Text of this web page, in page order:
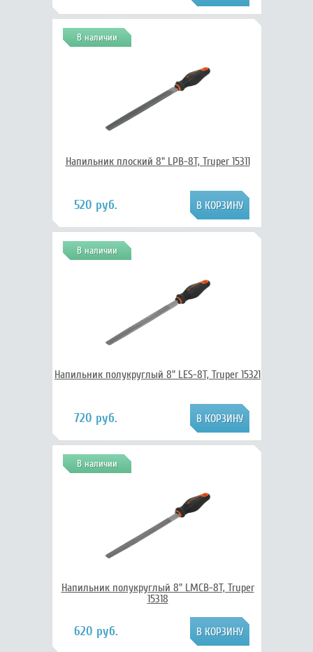
В наличии
Напильник плоский 8" LPB-8T, Truper 15311
520 руб.
В наличии
Напильник полукруглый 8" LES-8T, Truper 15321
720 руб.
В наличии
Напильник полукруглый 8" LMCB-8T, Truper
15318
620 руб.